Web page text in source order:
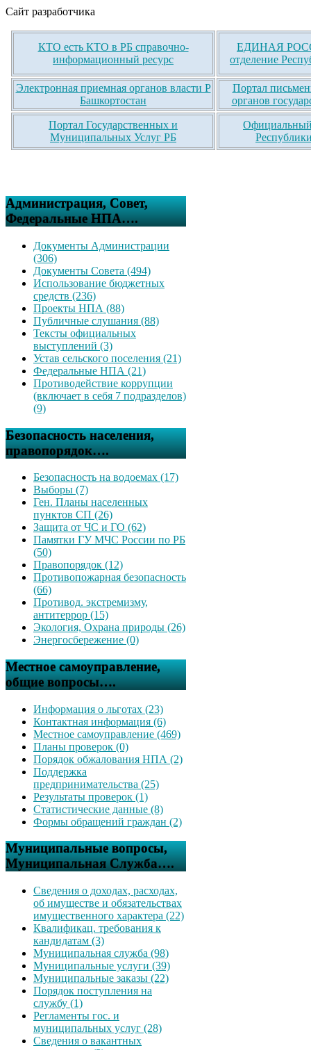
Сайт разработчика
КТО есть КТО в РБ справочно-
информационный ресурс
ЕДИНАЯ
отделение
Электронная приемная органов власти Р
Башкортостан
Портал
органов
Портал Государственных и
Муниципальных Услуг РБ
Официальный
Администрация, Совет,
Федеральные НПА….
Документы Администрации
(306)
Документы Совета (494)
Использование бюджетных
средств (236)
Проекты НПА (88)
Публичные слушания (88)
Тексты официальных
выступлений (3)
Устав сельского поселения (21)
Федеральные НПА (21)
Противодействие коррупции
(включает в себя 7 подразделов)
(9)
Безопасность населения,
правопорядок….
Безопасность на водоемах (17)
Выборы (7)
Ген. Планы населенных
пунктов СП (26)
Защита от ЧС и ГО (62)
Памятки ГУ МЧС России по РБ
(50)
Правопорядок (12)
Противопожарная безопасность
(66)
Противод. экстремизму,
антитеррор (15)
Экология, Охрана природы (26)
Энергосбережение (0)
Местное самоуправление,
общие вопросы….
Информация о льготах (23)
Контактная информация (6)
Местное самоуправление (469)
Планы проверок (0)
Порядок обжалования НПА (2)
Поддержка
предпринимательства (25)
Результаты проверок (1)
Статистические данные (8)
Формы обращений граждан (2)
Муниципальные вопросы,
Муниципальная Служба….
Сведения о доходах, расходах,
об имуществе и обязательствах
имущественного характера (22)
Квалификац. требования к
кандидатам (3)
Муниципальная служба (98)
Муниципальные услуги (39)
Муниципальные заказы (22)
Порядок поступления на
службу (1)
Регламенты гос. и
муниципальных услуг (28)
Сведения о вакантных